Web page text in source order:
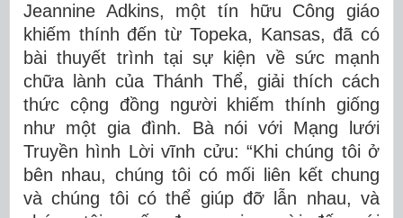
Jeannine Adkins, một tín hữu Công giáo
khiếm thính đến từ Topeka, Kansas, đã có
bài thuyết trình tại sự kiện về sức mạnh
chữa lành của Thánh Thể, giải thích cách
thức cộng đồng người khiếm thính giống
như một gia đình. Bà nói với Mạng lưới
Truyền hình Lời vĩnh cửu: “Khi chúng tôi ở
bên nhau, chúng tôi có mối liên kết chung
và chúng tôi có thể giúp đỡ lẫn nhau, và